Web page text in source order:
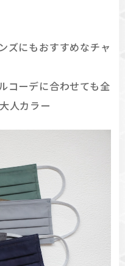
ズにもおすすめなチャ
コーデに合わせても全
人カラー